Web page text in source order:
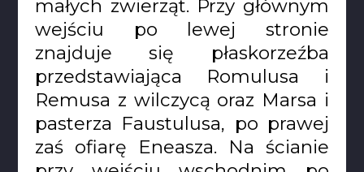
małych zwierząt. Przy głównym
wejściu po lewej stronie
znajduje się płaskorzeźba
przedstawiająca Romulusa i
Remusa z wilczycą oraz Marsa i
pasterza Faustulusa, po prawej
zaś ofiarę Eneasza. Na ścianie